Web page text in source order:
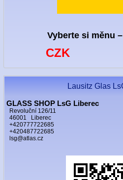
Vyberte si měnu
CZK
Lausitz Glas
GLASS SHOP LsG Liberec
Revoluční 126/11
46001 Liberec
+420777722685
+420487722685
lsg@atlas.cz